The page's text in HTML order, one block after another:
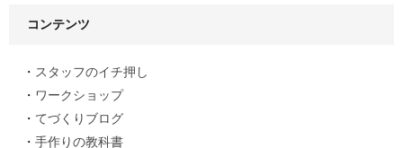
コンテンツ
スタッフのイチ押し
ワークショップ
てづくりブログ
手作りの教科書